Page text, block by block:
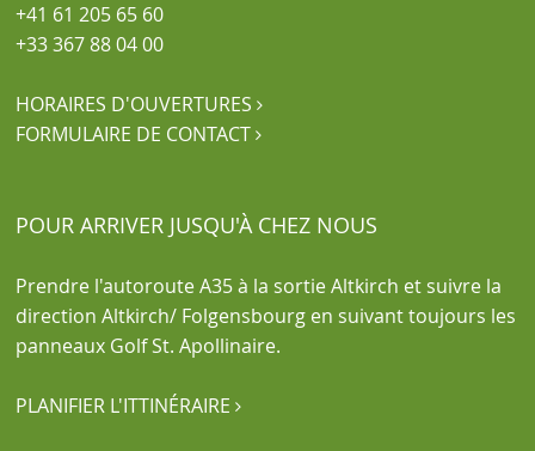
+41 61 205 65 60
+33 367 88 04 00
HORAIRES D'OUVERTURES
FORMULAIRE DE CONTACT
POUR ARRIVER JUSQU'À CHEZ NOUS
Prendre l'autoroute A35 à la sortie Altkirch et suivre la
direction Altkirch/ Folgensbourg en suivant toujours les
panneaux Golf St. Apollinaire.
PLANIFIER L'ITTINÉRAIRE 